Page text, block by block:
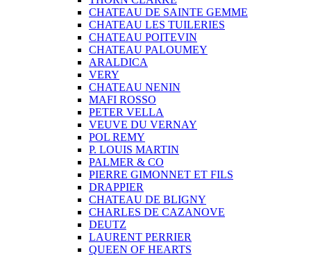
CHATEAU DE SAINTE GEMME
CHATEAU LES TUILERIES
CHATEAU POITEVIN
CHATEAU PALOUMEY
ARALDICA
VERY
CHATEAU NENIN
MAFI ROSSO
PETER VELLA
VEUVE DU VERNAY
POL REMY
P. LOUIS MARTIN
PALMER & CO
PIERRE GIMONNET ET FILS
DRAPPIER
CHATEAU DE BLIGNY
CHARLES DE CAZANOVE
DEUTZ
LAURENT PERRIER
QUEEN OF HEARTS